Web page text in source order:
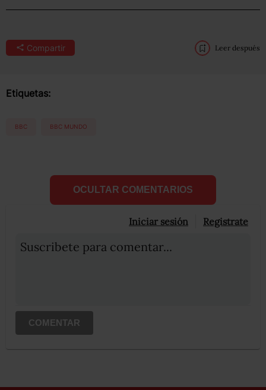
Compartir Leer después
Etiquetas:
BBC BBC MUNDO
OCULTAR COMENTARIOS
Iniciar sesión Registrate
Suscribete para comentar...
COMENTAR